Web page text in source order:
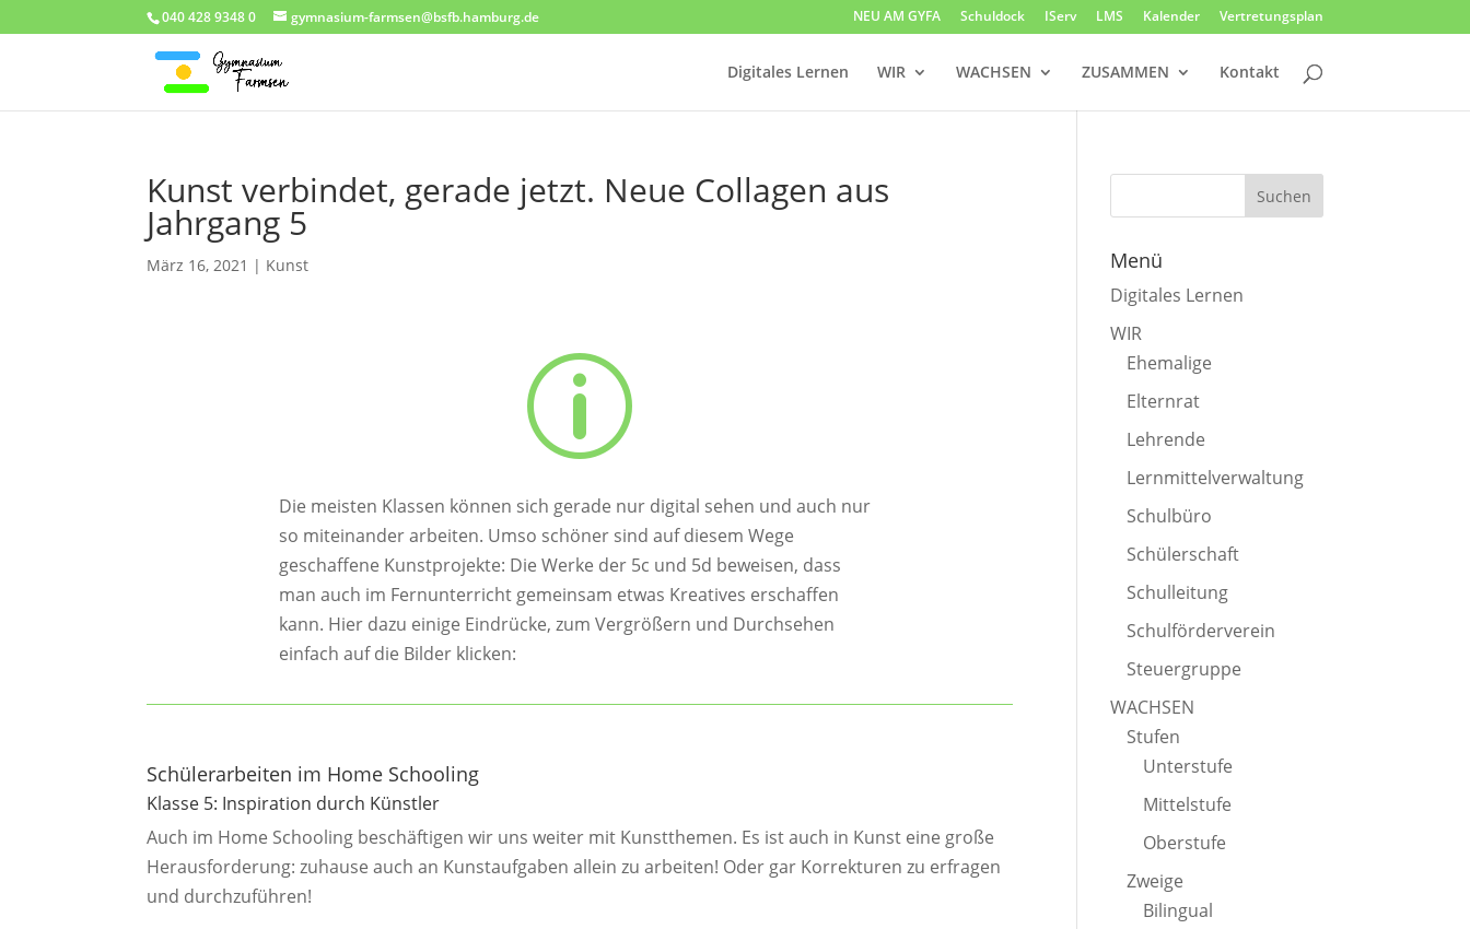
040 428 9348 0 gymnasium-farmsen@bsfb.hamburg.de NEU AM GYFA Schuldock IServ LMS Kalender Vertretungsplan
Digitales Lernen WIR WACHSEN ZUSAMMEN Kontakt
Kunst verbindet, gerade jetzt. Neue Collagen aus
Jahrgang 5
März 16, 2021 | Kunst
p
Die meisten Klassen können sich gerade nur digital sehen und auch nur
so miteinander arbeiten. Umso schöner sind auf diesem Wege
geschaffene Kunstprojekte: Die Werke der 5c und 5d beweisen, dass
man auch im Fernunterricht gemeinsam etwas Kreatives erschaffen
kann. Hier dazu einige Eindrücke, zum Vergrößern und Durchsehen
einfach auf die Bilder klicken:
Schülerarbeiten im Home Schooling
Klasse 5: Inspiration durch Künstler
Auch im Home Schooling beschäftigen wir uns weiter mit Kunstthemen. Es ist auch in Kunst eine große
Herausforderung: zuhause auch an Kunstaufgaben allein zu arbeiten! Oder gar Korrekturen zu erfragen
und durchzuführen!
Menü
Digitales Lernen
WIR
Ehemalige
Elternrat
Lehrende
Lernmittelverwaltung
Schulbüro
Schülerschaft
Schulleitung
Schulförderverein
Steuergruppe
WACHSEN
Stufen
Unterstufe
Mittelstufe
Oberstufe
Zweige
Bilingual